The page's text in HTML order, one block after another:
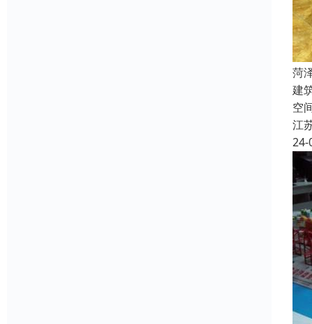
菏
建
空
江
24-